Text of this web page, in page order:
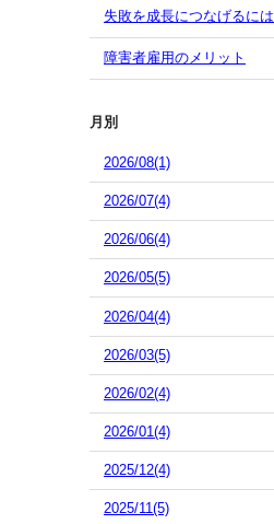
失敗を成長につなげるには
障害者雇用のメリット
月別
2026/08(1)
2026/07(4)
2026/06(4)
2026/05(5)
2026/04(4)
2026/03(5)
2026/02(4)
2026/01(4)
2025/12(4)
2025/11(5)